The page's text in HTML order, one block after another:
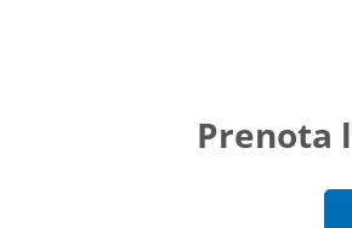
Prenota